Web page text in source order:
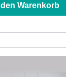
den Warenkorb